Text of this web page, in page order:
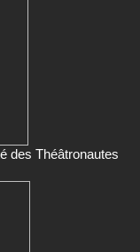
des Théâtronautes